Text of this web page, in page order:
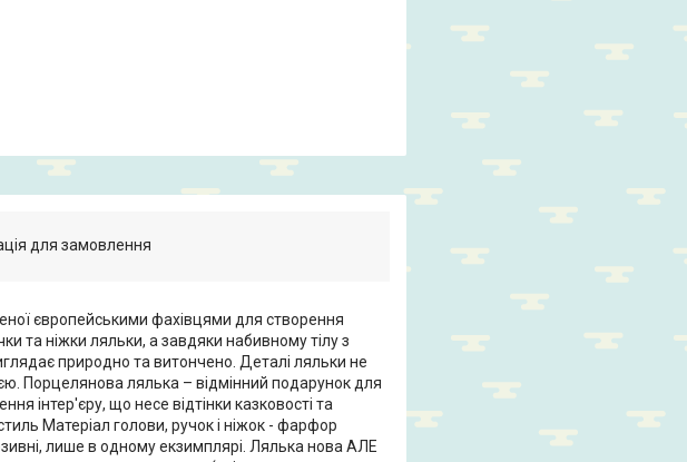
для замовлення
європейськими фахівцями для створення
та ніжки ляльки, а завдяки набивному тілу з
природно та витончено. Деталі ляльки не
Порцелянова лялька – відмінний подарунок для
інтер'єру, що несе відтінки казковості та
Матеріал голови, ручок і ніжок - фарфор
лише в одному екзимплярі. Лялька нова АЛЕ